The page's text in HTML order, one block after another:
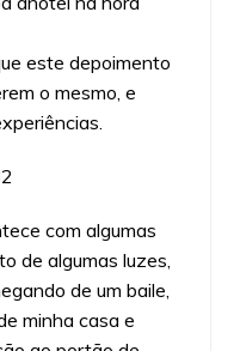
este depoimento
o mesmo, e
com algumas
de algumas luzes,
de um baile,
minha casa e